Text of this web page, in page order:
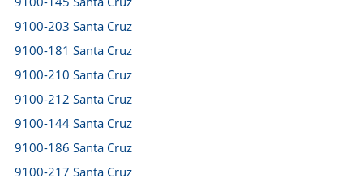
9100-203 Santa Cruz
9100-181 Santa Cruz
9100-210 Santa Cruz
9100-212 Santa Cruz
9100-144 Santa Cruz
9100-186 Santa Cruz
9100-217 Santa Cruz